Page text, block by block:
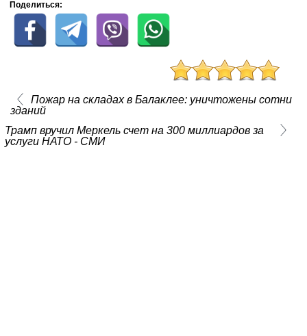
Поделиться:
Пожар на складах в Балаклее: уничтожены сотни
зданий
Трамп вручил Меркель счет на 300 миллиардов за
услуги НАТО - СМИ